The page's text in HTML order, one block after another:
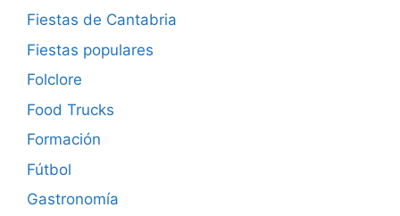
Fiestas de Cantabria
Fiestas populares
Folclore
Food Trucks
Formación
Fútbol
Gastronomía